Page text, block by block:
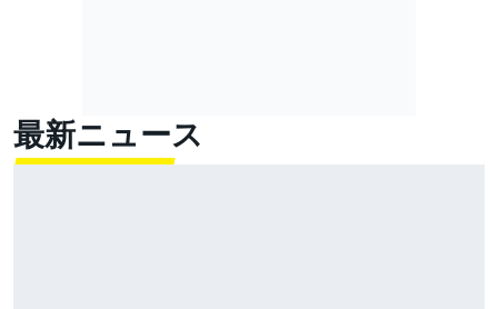
最新ニュース